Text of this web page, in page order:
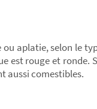
aplatie, selon le
est rouge et ronde.
aussi comestibles.